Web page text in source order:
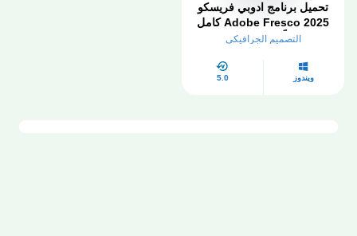
تحميل برنامج ادوبي فريسكو
Adobe Fresco 2025 كامل
مجاناً من ميديا ​​فاير
التصميم الجرافيكي
ويندوز 5.0